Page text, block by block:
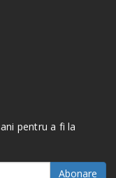
pentru a fi la
Abonare